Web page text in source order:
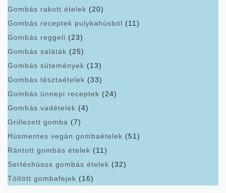
Gombás rakott ételek (20)
Gombás receptek pulykahúsból (11)
Gombás reggeli (23)
Gombás saláták (25)
Gombás sütemények (13)
Gombás tésztaételek (33)
Gombás ünnepi receptek (24)
Gombás vadételek (4)
Grillezett gomba (7)
Húsmentes vegán gombaételek (51)
Rántott gombás ételek (11)
Sertéshúsos gombás ételek (32)
Töltött gombafejek (16)